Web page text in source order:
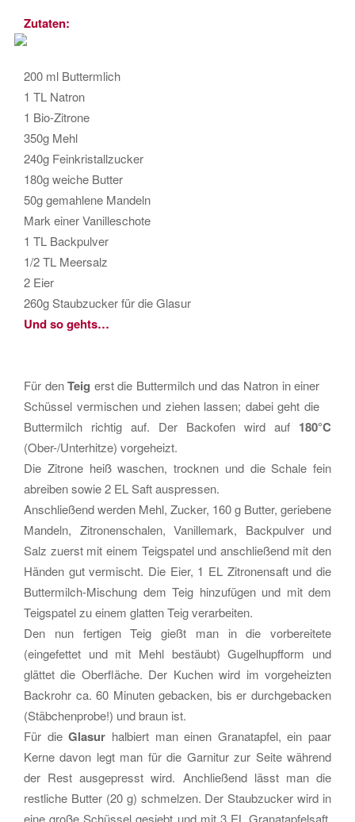
Zutaten:
200 ml Buttermlich
1 TL Natron
1 Bio-Zitrone
350g Mehl
240g Feinkristallzucker
180g weiche Butter
50g gemahlene Mandeln
Mark einer Vanilleschote
1 TL Backpulver
1/2 TL Meersalz
2 Eier
260g Staubzucker für die Glasur
Und so gehts…
Für denTeig erst die Buttermilch und das Natron in einer
Schüssel vermischen und ziehen lassen; dabei geht die
Buttermilch richtig auf. Der Backofen wird auf 180°C
(Ober-/Unterhitze) vorgeheizt.
Die Zitrone heiß waschen, trocknen und die Schale fein
abreiben sowie 2 EL Saft auspressen.
Anschließend werden Mehl, Zucker, 160 g Butter, geriebene
Mandeln, Zitronenschalen, Vanillemark, Backpulver und
Salz zuerst mit einem Teigspatel und anschließend mit den
Händen gut vermischt. Die Eier, 1 EL Zitronensaft und die
Buttermilch-Mischung dem Teig hinzufügen und mit dem
Teigspatel zu einem glatten Teig verarbeiten.
Den nun fertigen Teig gießt man in die vorbereitete
(eingefettet und mit Mehl bestäubt) Gugelhupfform und
glättet die Oberfläche. Der Kuchen wird im vorgeheizten
Backrohr ca. 60 Minuten gebacken, bis er durchgebacken
(Stäbchenprobe!) und braun ist.
Für dieGlasur halbiert man einen Granatapfel, ein paar
Kerne davon legt man für die Garnitur zur Seite während
der Rest ausgepresst wird. Anchließend lässt man die
restliche Butter (20 g) schmelzen. Der Staubzucker wird in